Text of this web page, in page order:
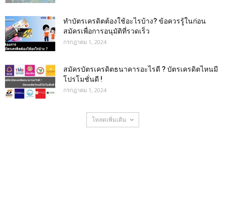
ทําบัตรเครดิตต้องใช้อะไรบ้าง? ข้อควรรู้ในก่อน
สมัครเพื่อการอนุมัติที่รวดเร็ว
กรกฎาคม 1, 2024
สมัครบัตรเครดิตธนาคารอะไรดี ? บัตรเครดิตไหนมี
โปรโมชั่นดี !
กรกฎาคม 1, 2024
โหลดเพิ่มเติม